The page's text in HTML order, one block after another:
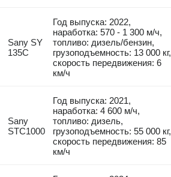
Sany SY
135C
Год выпуска: 2022,
наработка: 570 - 1 300 м/ч,
топливо: дизель/бензин,
грузоподъемность: 13 000 кг,
скорость передвижения: 6
км/ч
Sany
STC1000
Год выпуска: 2021,
наработка: 4 600 м/ч,
топливо: дизель,
грузоподъемность: 55 000 кг,
скорость передвижения: 85
км/ч